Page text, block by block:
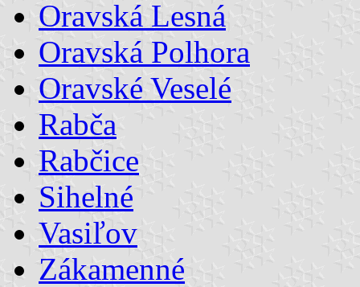
Oravská Lesná
Oravská Polhora
Oravské Veselé
Rabča
Rabčice
Sihelné
Vasiľov
Zákamenné